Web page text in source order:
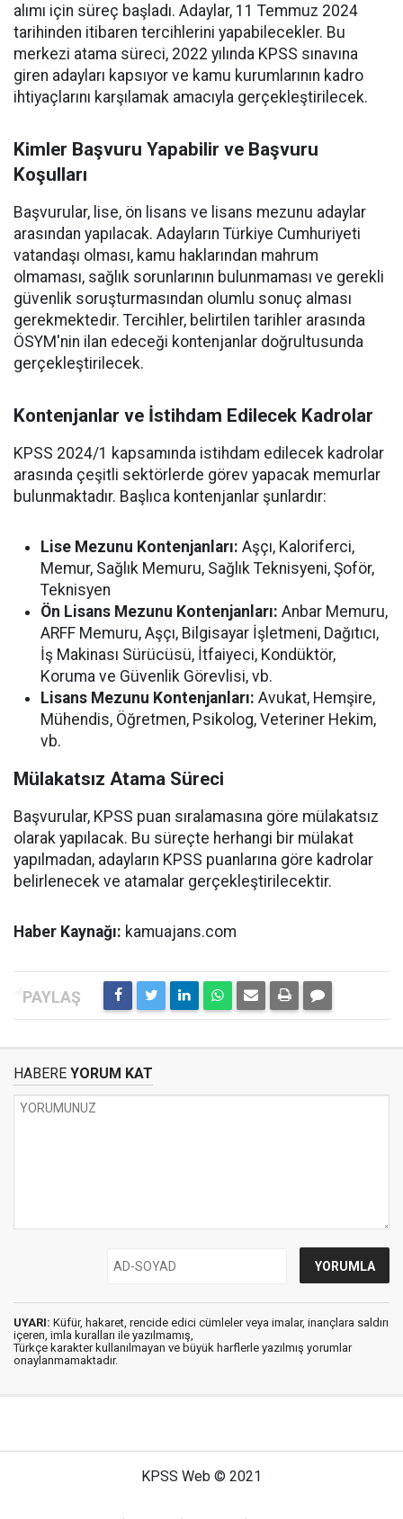
alımı için süreç başladı. Adaylar, 11 Temmuz 2024
tarihinden itibaren tercihlerini yapabilecekler. Bu
merkezi atama süreci, 2022 yılında KPSS sınavına
giren adayları kapsıyor ve kamu kurumlarının kadro
ihtiyaçlarını karşılamak amacıyla gerçekleştirilecek.
Kimler Başvuru Yapabilir ve Başvuru
Koşulları
Başvurular, lise, ön lisans ve lisans mezunu adaylar
arasından yapılacak. Adayların Türkiye Cumhuriyeti
vatandaşı olması, kamu haklarından mahrum
olmaması, sağlık sorunlarının bulunmaması ve gerekli
güvenlik soruşturmasından olumlu sonuç alması
gerekmektedir. Tercihler, belirtilen tarihler arasında
ÖSYM'nin ilan edeceği kontenjanlar doğrultusunda
gerçekleştirilecek.
Kontenjanlar ve İstihdam Edilecek Kadrolar
KPSS 2024/1 kapsamında istihdam edilecek kadrolar
arasında çeşitli sektörlerde görev yapacak memurlar
bulunmaktadır. Başlıca kontenjanlar şunlardır:
Lise Mezunu Kontenjanları: Aşçı, Kaloriferci,
Memur, Sağlık Memuru, Sağlık Teknisyeni, Şoför,
Teknisyen
Ön Lisans Mezunu Kontenjanları: Anbar Memuru,
ARFF Memuru, Aşçı, Bilgisayar İşletmeni, Dağıtıcı,
İş Makinası Sürücüsü, İtfaiyeci, Kondüktör,
Koruma ve Güvenlik Görevlisi, vb.
Lisans Mezunu Kontenjanları: Avukat, Hemşire,
Mühendis, Öğretmen, Psikolog, Veteriner Hekim,
vb.
Mülakatsız Atama Süreci
Başvurular, KPSS puan sıralamasına göre mülakatsız
olarak yapılacak. Bu süreçte herhangi bir mülakat
yapılmadan, adayların KPSS puanlarına göre kadrolar
belirlenecek ve atamalar gerçekleştirilecektir.
Haber Kaynağı: kamuajans.com
HABERE YORUM KAT
UYARI: Küfür, hakaret, rencide edici cümleler veya imalar, inançlara saldırı
içeren, imla kuralları ile yazılmamış,
Türkçe karakter kullanılmayan ve büyük harflerle yazılmış yorumlar
onaylanmamaktadır.
KPSS Web © 2021